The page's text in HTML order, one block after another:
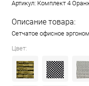
Артикул: Комплект 4
Описание товара:
Сетчатое офисное
Цвет: